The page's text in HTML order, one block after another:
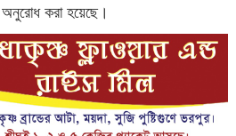
করা হয়েছে।